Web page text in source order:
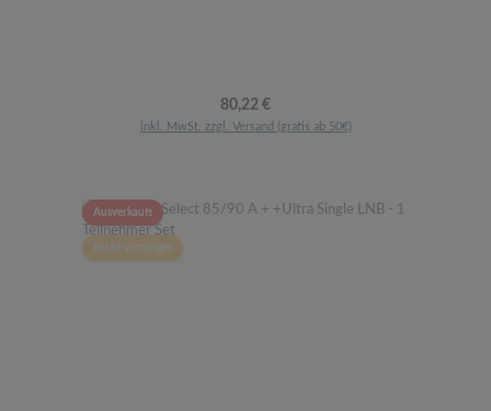
Regulärer Preis:
80,22 €
inkl. MwSt. zzgl. Versand (gratis ab 50€)
Ausverkauft
Nicht vorrätiges